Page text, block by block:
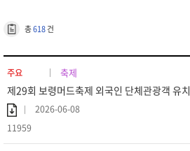
총618건
주요 축제
2026-06-08
11959